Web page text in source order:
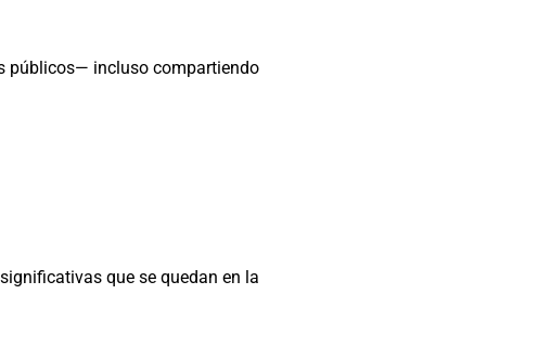
públicos— incluso compartiendo
que se quedan en la